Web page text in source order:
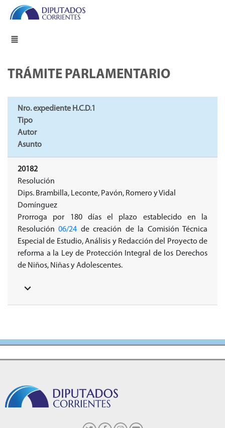
TRÁMITE PARLAMENTARIO
Nro. expediente H.C.D.1
Tipo
Autor
Asunto
20182
Resolución
Dips. Brambilla, Leconte, Pavón, Romero y Vidal
Domínguez
Prorroga por 180 días el plazo establecido en la
Resolución06/24 de creación de la Comisión Técnica
Especial de Estudio, Análisis y Redacción del Proyecto de
reforma a la Ley de Protección Integral de los Derechos
de Niños, Niñas y Adolescentes.